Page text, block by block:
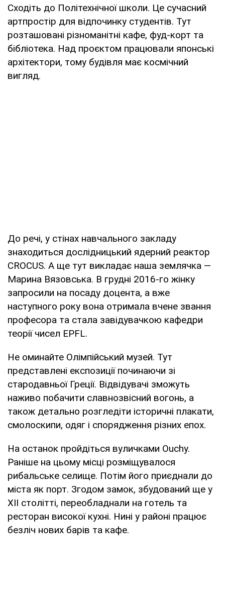
Сходіть до Політехнічної школи. Це сучасний
артпростір для відпочинку студентів. Тут
розташовані різноманітні кафе, фуд-корт та
бібліотека. Над проєктом працювали японські
архітектори, тому будівля має космічний
вигляд.
До речі, у стінах навчального закладу
знаходиться дослідницький ядерний реактор
CROCUS. А ще тут викладає наша землячка —
Марина Вязовська. В грудні 2016-го жінку
запросили на посаду доцента, а вже
наступного року вона отримала вчене звання
професора та стала завідувачкою кафедри
теорії чисел EPFL.
Не оминайте Олімпійський музей. Тут
представлені експозиції починаючи зі
стародавньої Греції. Відвідувачі зможуть
наживо побачити славнозвісний вогонь, а
також детально розгледіти історичні плакати,
смолоскипи, одяг і спорядження різних епох.
На останок пройдіться вуличками Ouchy.
Раніше на цьому місці розміщувалося
рибальське селище. Потім його приєднали до
міста як порт. Згодом замок, збудований ще у
XII столітті, переобладнали на готель та
ресторан високої кухні. Нині у районі працює
безліч нових барів та кафе.